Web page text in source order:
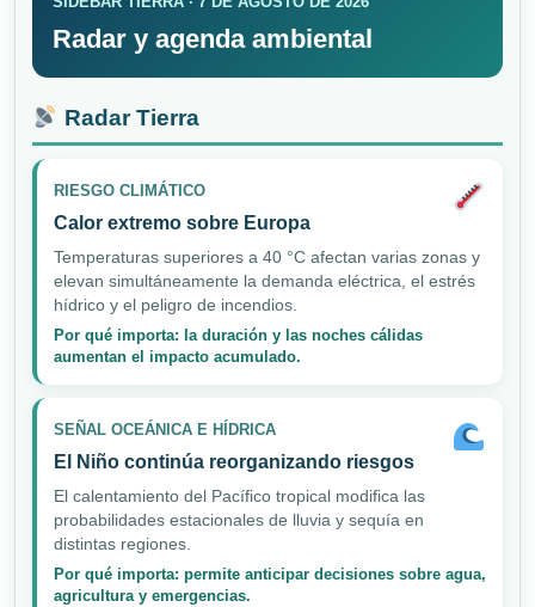
Radar y agenda ambiental
Radar Tierra
RIESGO CLIMÁTICO
Calor extremo sobre Europa
Temperaturas superiores a 40 °C afectan varias zonas y
elevan simultáneamente la demanda eléctrica, el estrés
hídrico y el peligro de incendios.
Por qué importa: la duración y las noches cálidas
aumentan el impacto acumulado.
SEÑAL OCEÁNICA E HÍDRICA
El Niño continúa reorganizando riesgos
El calentamiento del Pacífico tropical modifica las
probabilidades estacionales de lluvia y sequía en
distintas regiones.
Por qué importa: permite anticipar decisiones sobre agua,
agricultura y emergencias.